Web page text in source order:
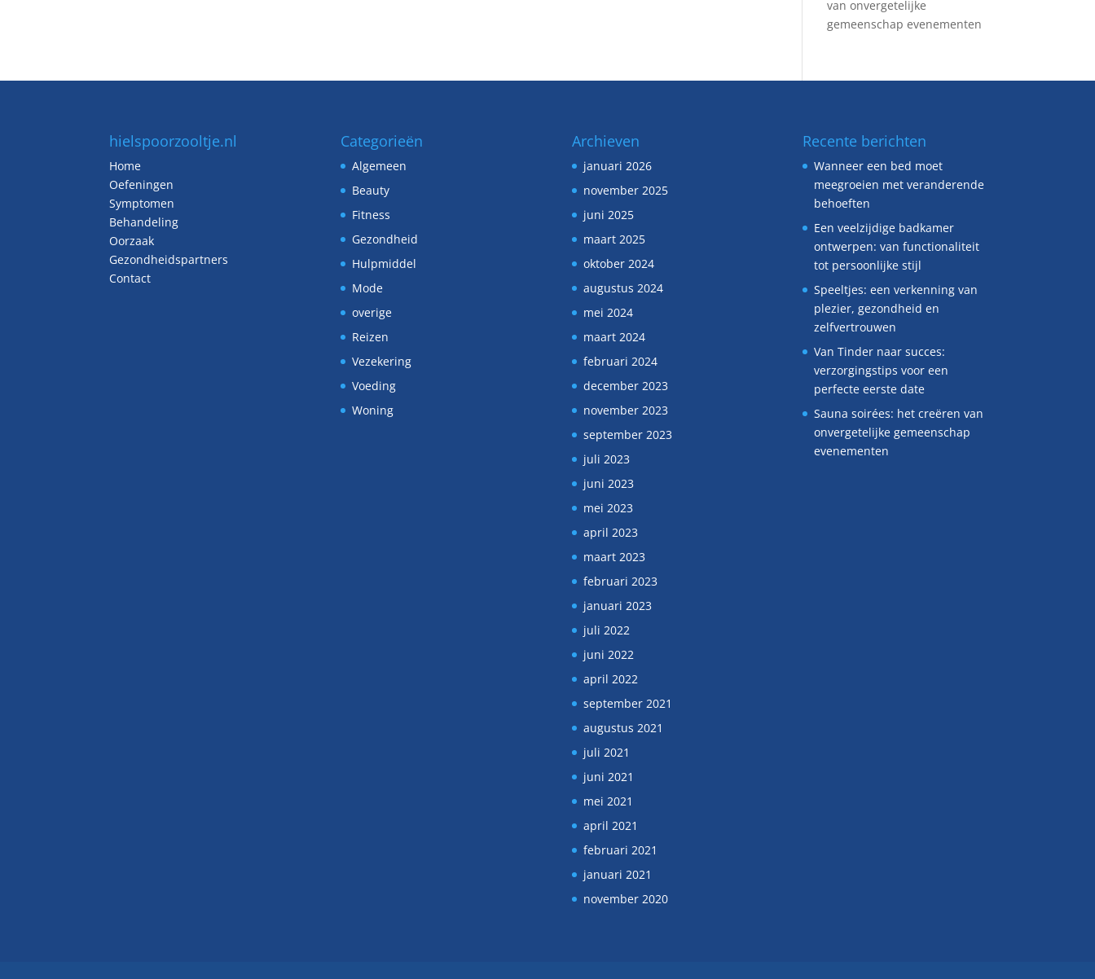
van onvergetelijke
gemeenschap evenementen
hielspoorzooltje.nl
Home
Oefeningen
Symptomen
Behandeling
Oorzaak
Gezondheidspartners
Contact
Categorieën
Algemeen
Beauty
Fitness
Gezondheid
Hulpmiddel
Mode
overige
Reizen
Vezekering
Voeding
Woning
Archieven
januari 2026
november 2025
juni 2025
maart 2025
oktober 2024
augustus 2024
mei 2024
maart 2024
februari 2024
december 2023
november 2023
september 2023
juli 2023
juni 2023
mei 2023
april 2023
maart 2023
februari 2023
januari 2023
juli 2022
juni 2022
april 2022
september 2021
augustus 2021
juli 2021
juni 2021
mei 2021
april 2021
februari 2021
januari 2021
november 2020
Recente berichten
Wanneer een bed moet
meegroeien met veranderende
behoeften
Een veelzijdige badkamer
ontwerpen: van functionaliteit
tot persoonlijke stijl
Speeltjes: een verkenning van
plezier, gezondheid en
zelfvertrouwen
Van Tinder naar succes:
verzorgingstips voor een
perfecte eerste date
Sauna soirées: het creëren van
onvergetelijke gemeenschap
evenementen